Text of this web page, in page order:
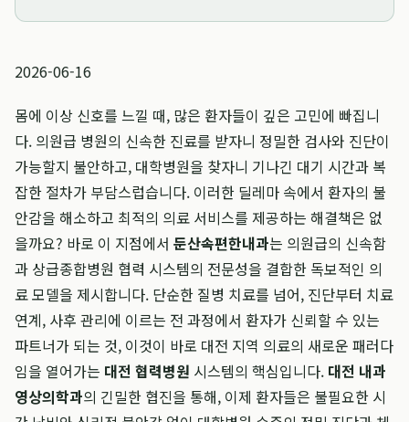
2026-06-16
몸에 이상 신호를 느낄 때, 많은 환자들이 깊은 고민에 빠집니
다. 의원급 병원의 신속한 진료를 받자니 정밀한 검사와 진단이
가능할지 불안하고, 대학병원을 찾자니 기나긴 대기 시간과 복
잡한 절차가 부담스럽습니다. 이러한 딜레마 속에서 환자의 불
안감을 해소하고 최적의 의료 서비스를 제공하는 해결책은 없
을까요? 바로 이 지점에서 둔산속편한내과는 의원급의 신속함
과 상급종합병원 협력 시스템의 전문성을 결합한 독보적인 의
료 모델을 제시합니다. 단순한 질병 치료를 넘어, 진단부터 치료
연계, 사후 관리에 이르는 전 과정에서 환자가 신뢰할 수 있는
파트너가 되는 것, 이것이 바로 대전 지역 의료의 새로운 패러다
임을 열어가는 대전 협력병원 시스템의 핵심입니다. 대전 내과
영상의학과의 긴밀한 협진을 통해, 이제 환자들은 불필요한 시